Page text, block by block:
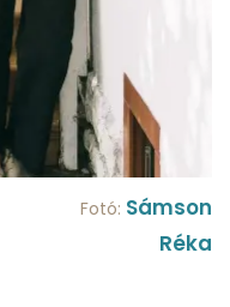
Fotó: Sámson
Réka